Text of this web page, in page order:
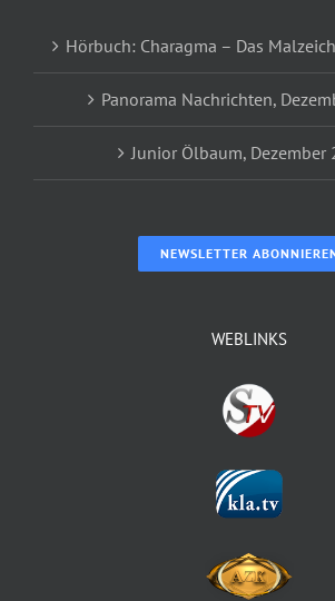
Hörbuch: Charagma – Das
Panorama Nachrichten,
Junior Ölbaum, Dezember
NEWSLETTER
WEBLINKS